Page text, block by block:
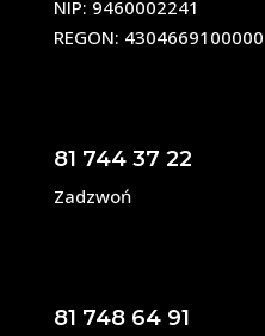
NIP: 9460002241
REGON:
81 744 37 22
Zadzwoń
81 748 64 91